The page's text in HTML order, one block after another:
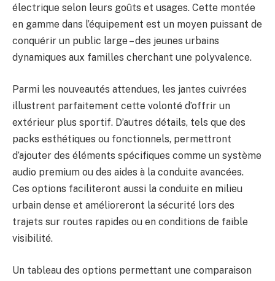
électrique selon leurs goûts et usages. Cette montée
en gamme dans l’équipement est un moyen puissant de
conquérir un public large – des jeunes urbains
dynamiques aux familles cherchant une polyvalence.
Parmi les nouveautés attendues, les jantes cuivrées
illustrent parfaitement cette volonté d’offrir un
extérieur plus sportif. D’autres détails, tels que des
packs esthétiques ou fonctionnels, permettront
d’ajouter des éléments spécifiques comme un système
audio premium ou des aides à la conduite avancées.
Ces options faciliteront aussi la conduite en milieu
urbain dense et amélioreront la sécurité lors des
trajets sur routes rapides ou en conditions de faible
visibilité.
Un tableau des options permettant une comparaison